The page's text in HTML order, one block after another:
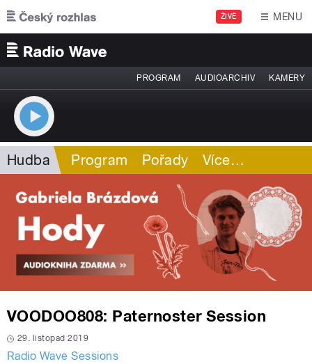
Přejít k hlavnímu obsahu
ŽIVĚ MENU
PROGRAM AUDIOARCHIV KAMERY
Hudba Program Pořady Více…
VOODOO808: Paternoster Session
29. listopad 2019
Radio Wave Sessions